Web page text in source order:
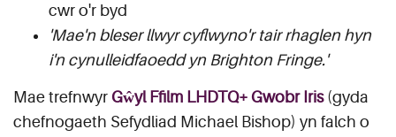
cwr o'r byd
'Mae'n bleser llwyr cyflwyno'r tair rhaglen hyn
i'n cynulleidfaoedd yn Brighton Fringe.'
Mae trefnwyr Gŵyl Ffilm LHDTQ+ Gwobr Iris(gyda
chefnogaeth Sefydliad Michael Bishop) yn falch o